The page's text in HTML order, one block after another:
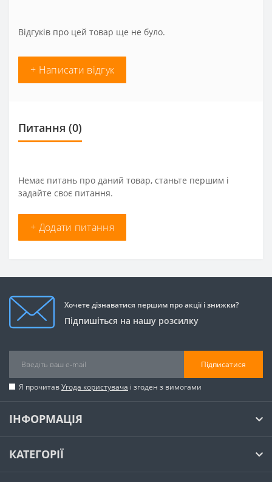
Відгуків про цей товар ще не було.
+ Написати відгук
Питання (0)
Немає питань про даний товар, станьте першим і
задайте своє питання.
+ Додати питання
Хочете дізнаватися першим про акції і знижки?
Підпишіться на нашу розсилку
Підписатися
Я прочитавУгода користувача і згоден з вимогами
ІНФОРМАЦІЯ
КАТЕГОРІЇ